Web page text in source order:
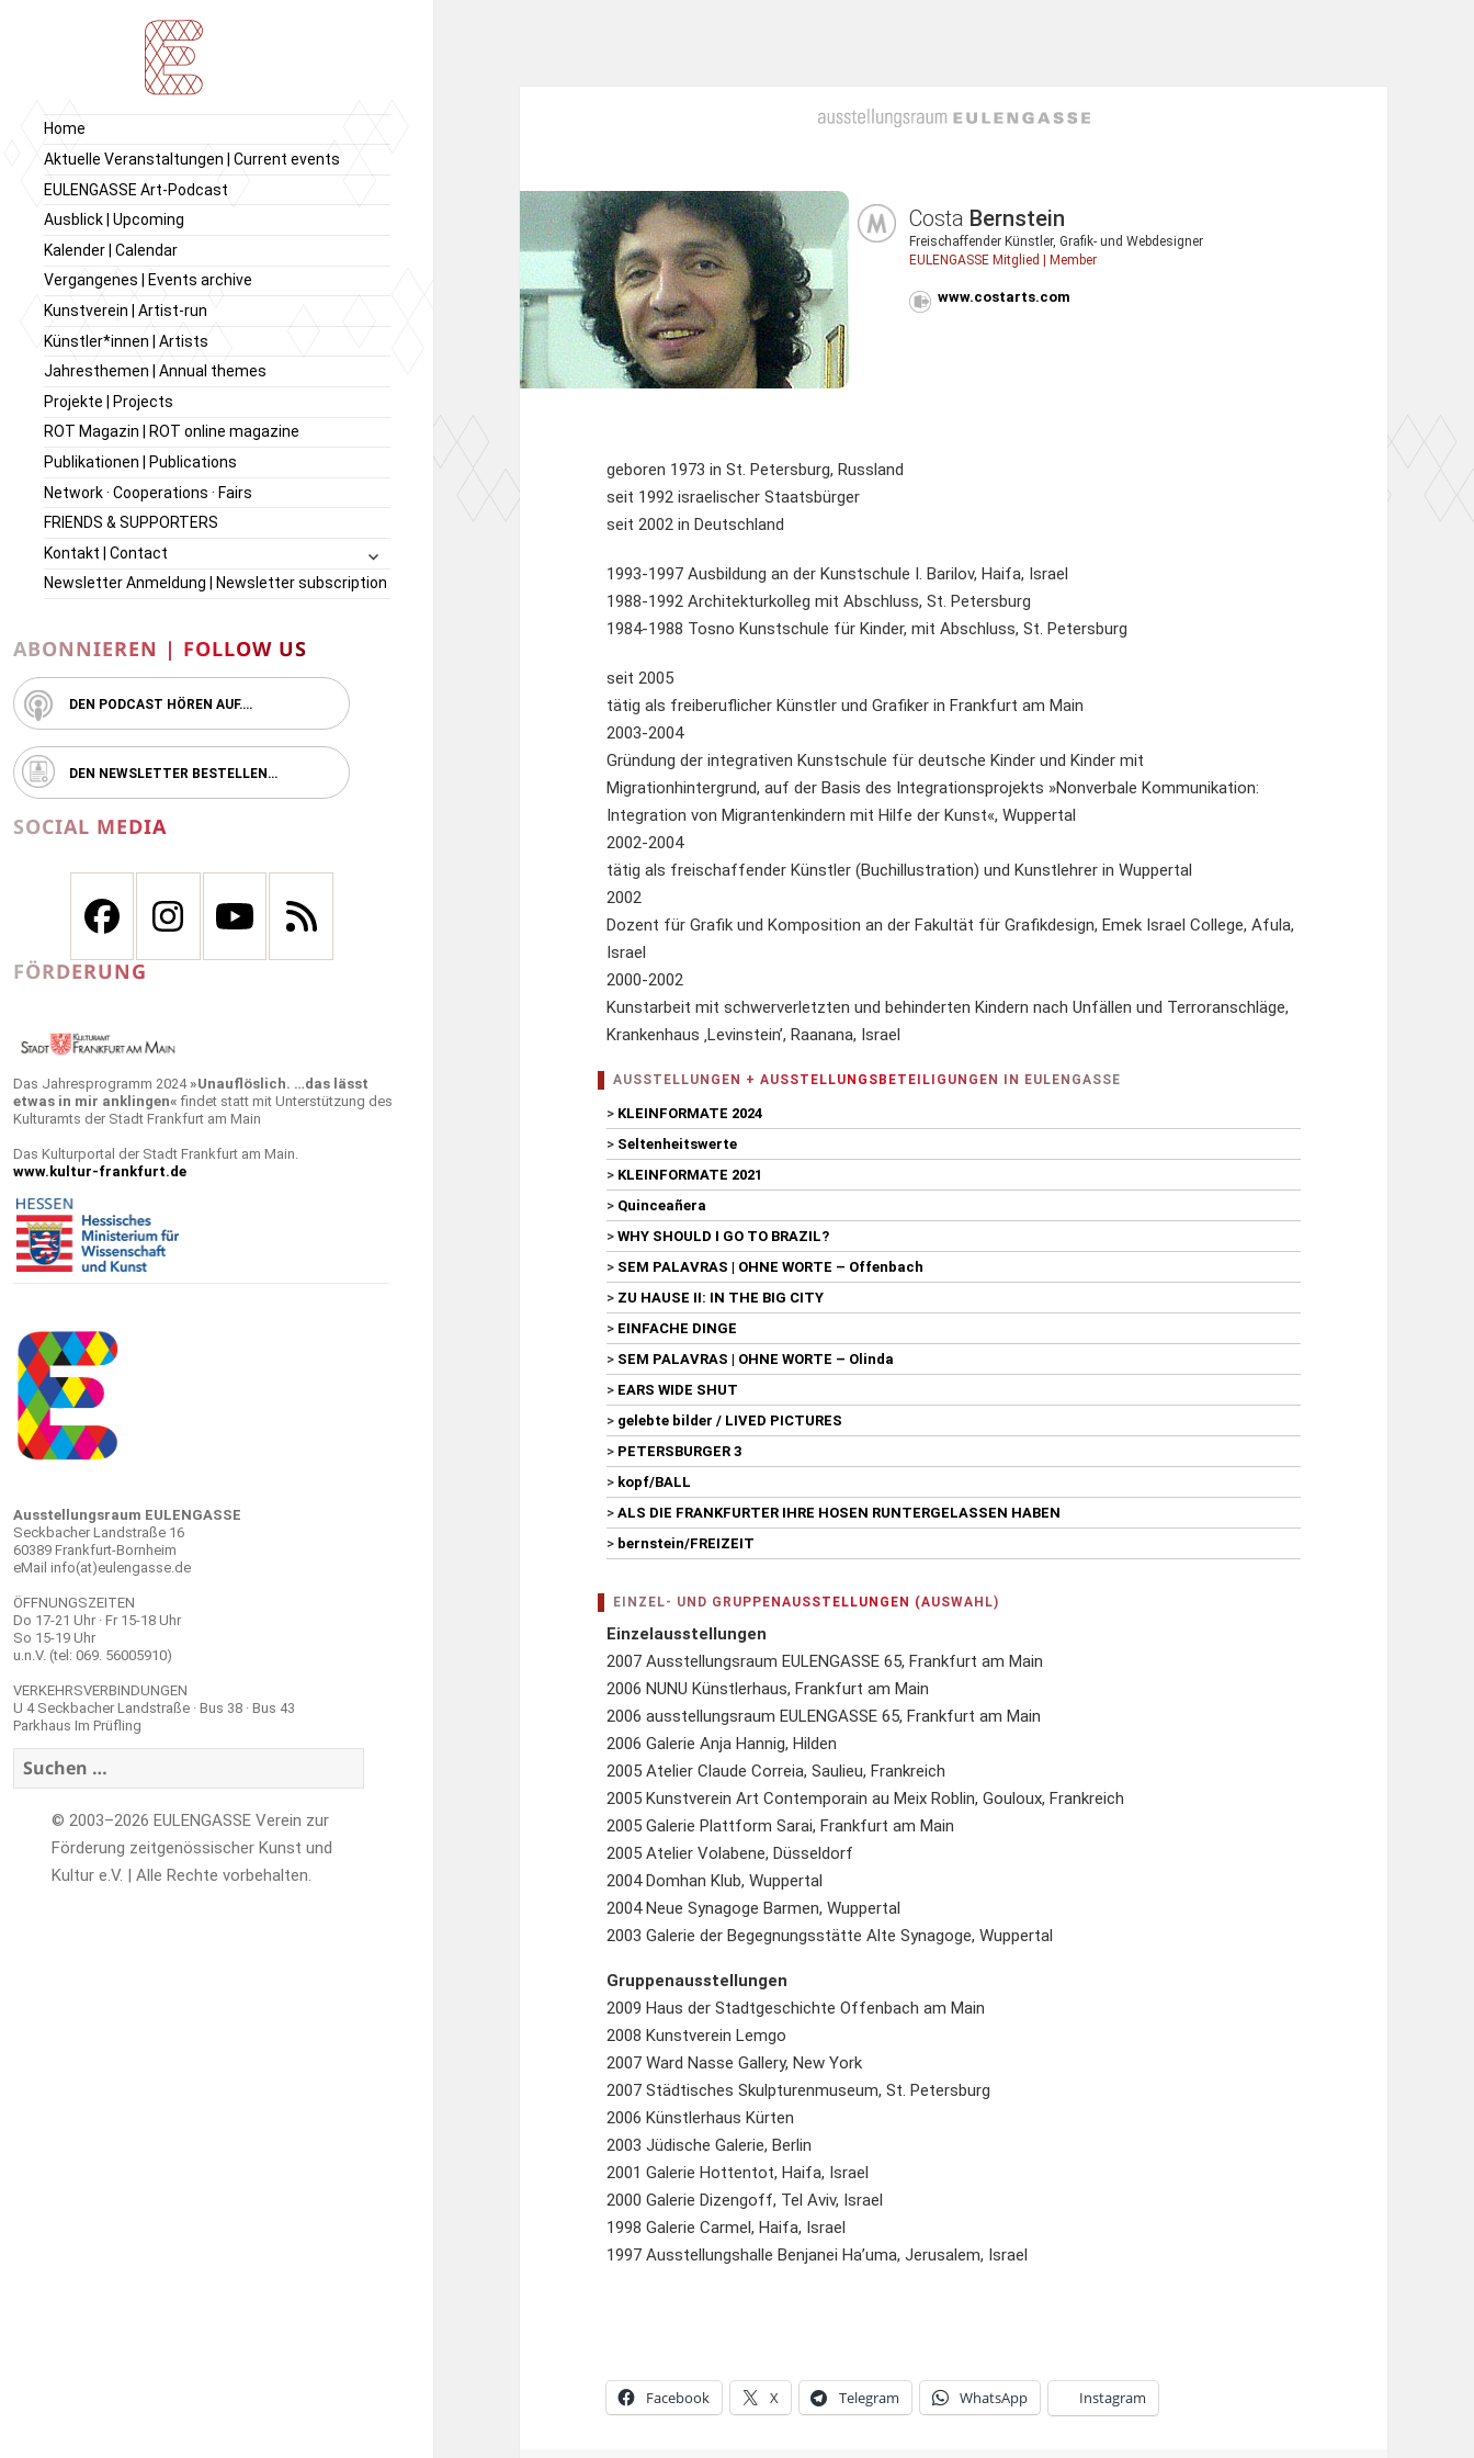
Ausstellungsraum
EULENGASSE
zeitgenössischer Kunst,
Kunstverein
EULENGASSE e.V.
Home
Aktuelle Veranstaltungen | Current events
EULENGASSE Art-Podcast
Ausblick | Upcoming
Kalender | Calendar
Vergangenes | Events archive
Kunstverein | Artist-run
Künstler*innen | Artists
Jahresthemen | Annual themes
Projekte | Projects
ROT Magazin | ROT online magazine
Publikationen | Publications
Network · Cooperations · Fairs
FRIENDS & SUPPORTERS
Kontakt | Contact
Newsletter Anmeldung | Newsletter subscription
ABONNIEREN | FOLLOW US
DEN PODCAST HÖREN AUF….
DEN NEWSLETTER BESTELLEN…
SOCIAL MEDIA
FÖRDERUNG
Das Jahresprogramm 2024»Unauflöslich. …das lässt
etwas in mir anklingen« findet statt mit Unterstützung des
Kulturamts der Stadt Frankfurt am Main
Das Kulturportal der Stadt Frankfurt am Main.
www.kultur-frankfurt.de
Ausstellungsraum EULENGASSE
Seckbacher Landstraße 16
60389 Frankfurt-Bornheim
eMail info(at)eulengasse.de
ÖFFNUNGSZEITEN
Do 17-21 Uhr · Fr 15-18 Uhr
So 15-19 Uhr
u.n.V. (tel: 069. 56005910)
VERKEHRSVERBINDUNGEN
U 4 Seckbacher Landstraße · Bus 38 · Bus 43
Parkhaus Im Prüfling
Suchen
nach:
© 2003–2026 EULENGASSE Verein zur
Förderung zeitgenössischer Kunst und
Kultur e.V. | Alle Rechte vorbehalten.
Costa Bernstein
Freischaffender Künstler, Grafik- und Webdesigner
EULENGASSE Mitglied | Member
www.costarts.com
geboren 1973 in St. Petersburg, Russland
seit 1992 israelischer Staatsbürger
seit 2002 in Deutschland
1993-1997 Ausbildung an der Kunstschule I. Barilov, Haifa, Israel
1988-1992 Architekturkolleg mit Abschluss, St. Petersburg
1984-1988 Tosno Kunstschule für Kinder, mit Abschluss, St. Petersburg
seit 2005
tätig als freiberuflicher Künstler und Grafiker in Frankfurt am Main
2003-2004
Gründung der integrativen Kunstschule für deutsche Kinder und Kinder mit
Migrationhintergrund, auf der Basis des Integrationsprojekts »Nonverbale Kommunikation:
Integration von Migrantenkindern mit Hilfe der Kunst«, Wuppertal
2002-2004
tätig als freischaffender Künstler (Buchillustration) und Kunstlehrer in Wuppertal
2002
Dozent für Grafik und Komposition an der Fakultät für Grafikdesign, Emek Israel College, Afula,
Israel
2000-2002
Kunstarbeit mit schwerverletzten und behinderten Kindern nach Unfällen und Terroranschläge,
Krankenhaus ‚Levinstein’, Raanana, Israel
AUSSTELLUNGEN + AUSSTELLUNGSBETEILIGUNGEN IN EULENGASSE
> KLEINFORMATE 2024
> Seltenheitswerte
> KLEINFORMATE 2021
> Quinceañera
>WHY SHOULD I GO TO BRAZIL?
> SEM PALAVRAS | OHNE WORTE – Offenbach
> ZU HAUSE II: IN THE BIG CITY
> EINFACHE DINGE
> SEM PALAVRAS | OHNE WORTE – Olinda
> EARS WIDE SHUT
> gelebte bilder / LIVED PICTURES
> PETERSBURGER 3
> kopf/BALL
>ALS DIE FRANKFURTER IHRE HOSEN RUNTERGELASSEN HABEN
> bernstein/FREIZEIT
EINZEL- UND GRUPPENAUSSTELLUNGEN (AUSWAHL)
Einzelausstellungen
2007 Ausstellungsraum EULENGASSE 65, Frankfurt am Main
2006 NUNU Künstlerhaus, Frankfurt am Main
2006 ausstellungsraum EULENGASSE 65, Frankfurt am Main
2006 Galerie Anja Hannig, Hilden
2005 Atelier Claude Correia, Saulieu, Frankreich
2005 Kunstverein Art Contemporain au Meix Roblin, Gouloux, Frankreich
2005 Galerie Plattform Sarai, Frankfurt am Main
2005 Atelier Volabene, Düsseldorf
2004 Domhan Klub, Wuppertal
2004 Neue Synagoge Barmen, Wuppertal
2003 Galerie der Begegnungsstätte Alte Synagoge, Wuppertal
Gruppenausstellungen
2009 Haus der Stadtgeschichte Offenbach am Main
2008 Kunstverein Lemgo
2007 Ward Nasse Gallery, New York
2007 Städtisches Skulpturenmuseum, St. Petersburg
2006 Künstlerhaus Kürten
2003 Jüdische Galerie, Berlin
2001 Galerie Hottentot, Haifa, Israel
2000 Galerie Dizengoff, Tel Aviv, Israel
1998 Galerie Carmel, Haifa, Israel
1997 Ausstellungshalle Benjanei Ha’uma, Jerusalem, Israel
Facebook X Telegram WhatsApp Instagram